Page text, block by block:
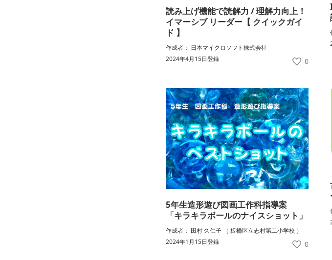
読み上げ機能で読解力 / 理解力向上！
イマーシブ リーダー【 クイックガイ
ド 】
作成者： 日本マイクロソフト株式会社
2024年4月15日登録
0
5年生造形遊び図画工作科指導案
「キラキラボールのナイスショット」
作成者： 田村 久仁子 （ 板橋区立志村第二小学校 ）
2024年1月15日登録
0